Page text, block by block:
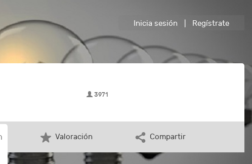
Inicia sesión Regístrate
3971
Valoración Compartir